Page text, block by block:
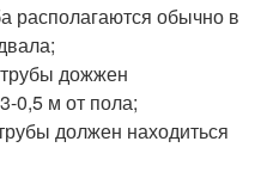
располагаются обычно в
дожжен
0,5 м от пола;
должен находиться